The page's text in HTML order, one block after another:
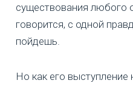
существования любого
говорится, с одной
пойдешь.
Но как его выступление